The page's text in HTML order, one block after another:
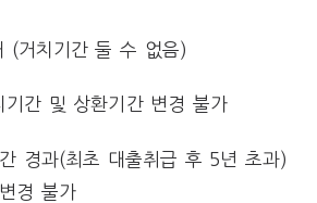
(거치기간 둘 수 없음)
간 및 상환기간 변경 불가
경과(최초 대출취급 후 5년 초과)
경 불가